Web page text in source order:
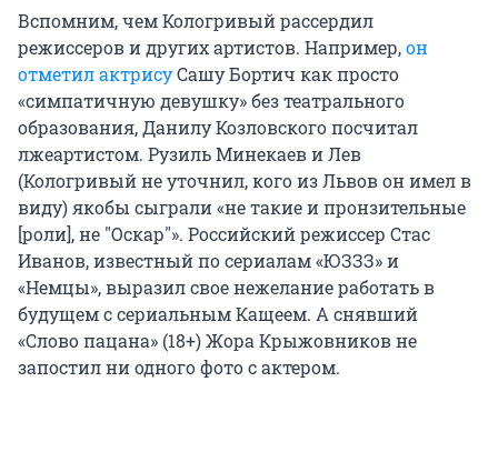
Вспомним, чем Кологривый рассердил
режиссеров и других артистов. Например,он
отметил актрисуСашу Бортич как просто
«симпатичную девушку» без театрального
образования, Данилу Козловского посчитал
лжеартистом. Рузиль Минекаев и Лев
(Кологривый не уточнил, кого из Львов он имел в
виду) якобы сыграли «не такие и пронзительные
[роли], не "Оскар"». Российский режиссер Стас
Иванов, известный по сериалам «ЮЗЗЗ» и
«Немцы», выразил свое нежелание работать в
будущем с сериальным Кащеем. А снявший
«Слово пацана» (18+) Жора Крыжовников не
запостил ни одного фото с актером.